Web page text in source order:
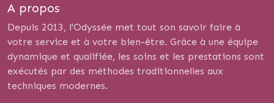
A propos
Depuis 2013, l'Odyssée met tout son savoir faire à
votre service et à votre bien-être. Grâce à une équipe
dynamique et qualifiée, les soins et les prestations sont
exécutés par des méthodes traditionnelles aux
techniques modernes.